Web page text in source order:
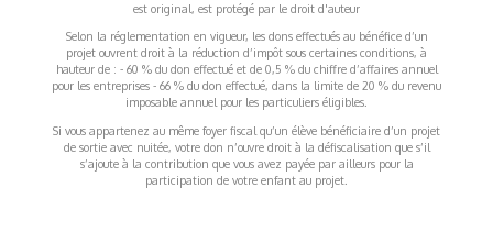
est original, est protégé par le droit d'auteur
Selon la réglementation en vigueur, les dons effectués au bénéfice d’un
projet ouvrent droit à la réduction d’impôt sous certaines conditions, à
hauteur de : - 60 % du don effectué et de 0,5 % du chiffre d’affaires annuel
pour les entreprises - 66 % du don effectué, dans la limite de 20 % du revenu
imposable annuel pour les particuliers éligibles.
Si vous appartenez au même foyer fiscal qu’un élève bénéficiaire d’un projet
de sortie avec nuitée, votre don n’ouvre droit à la défiscalisation que s’il
s’ajoute à la contribution que vous avez payée par ailleurs pour la
participation de votre enfant au projet.